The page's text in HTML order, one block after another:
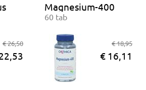
€ 26,50
Magnesium-400
60 tab
€ 18,95
€ 16,11